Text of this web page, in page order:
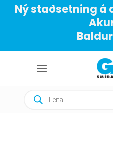
Ný staðsetning á
search